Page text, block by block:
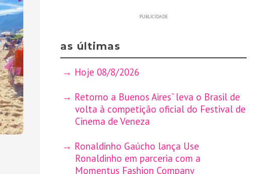
PUBLICIDADE
as últimas
Hoje 08/8/2026
Retorno a Buenos Aires” leva o Brasil de
volta à competição oficial do Festival de
Cinema de Veneza
Ronaldinho Gaúcho lança Use
Ronaldinho em parceria com a
Momentus Fashion Company